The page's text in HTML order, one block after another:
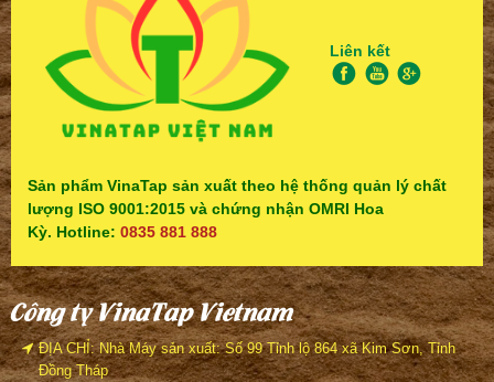
Liên kết
Sản phẩm VinaTap sản xuất theo hệ thống quản lý chất
lượng ISO 9001:2015 và chứng nhận OMRI Hoa
Kỳ. Hotline: 0835 881 888
Công ty VinaTap Vietnam
ĐỊA CHỈ: Nhà Máy sản xuất: Số 99 Tỉnh lộ 864 xã Kim Sơn, Tỉnh
Đồng Tháp